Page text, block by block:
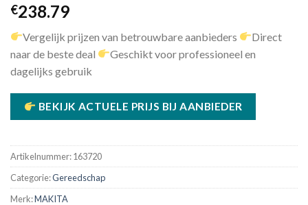
€238.79
Vergelijk prijzen van betrouwbare aanbieders
Direct
naar de beste deal
Geschikt voor professioneel en
dagelijks gebruik
BEKIJK ACTUELE PRIJS BIJ AANBIEDER
Artikelnummer:163720
Categorie:Gereedschap
Merk:MAKITA